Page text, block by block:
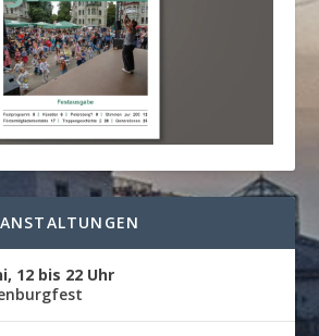
12 bis 22 Uhr